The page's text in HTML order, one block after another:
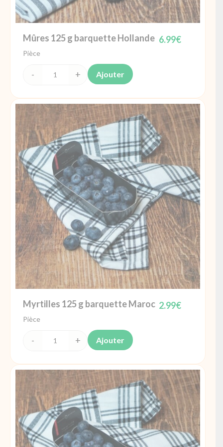
Mûres 125 g barquette Hollande 6.99€
Pièce
quantité
Mûres 125
g
barquette
Hollande
Ajouter
Myrtilles 125 g barquette Maroc 2.99€
Pièce
quantité
Myrtilles
125
g
barquette
Maroc
Ajouter